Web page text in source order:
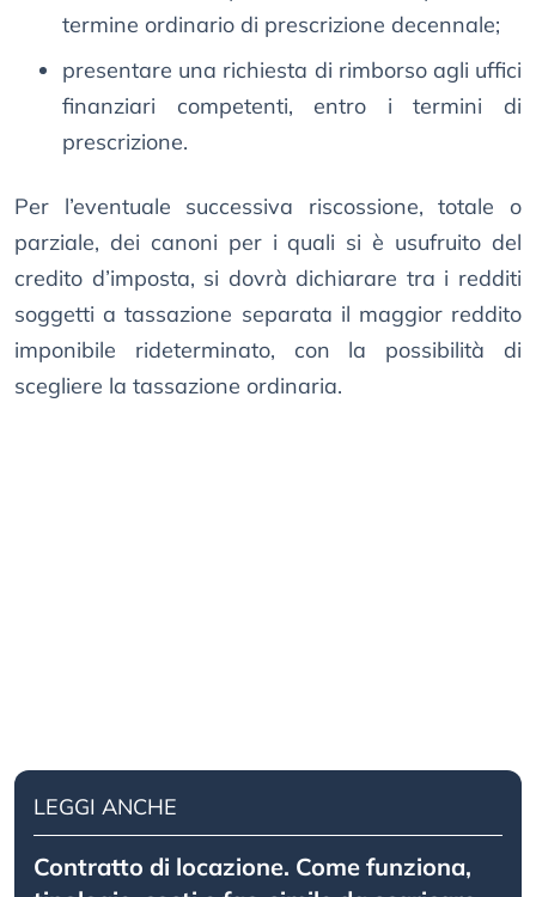
termine ordinario di prescrizione decennale;
presentare una richiesta di rimborso agli uffici
finanziari competenti, entro i termini di
prescrizione.
Per l’eventuale successiva riscossione, totale o
parziale, dei canoni per i quali si è usufruito del
credito d’imposta, si dovrà dichiarare tra i redditi
soggetti a tassazione separata il maggior reddito
imponibile rideterminato, con la possibilità di
scegliere la tassazione ordinaria.
LEGGI ANCHE
Contratto di locazione. Come funziona,